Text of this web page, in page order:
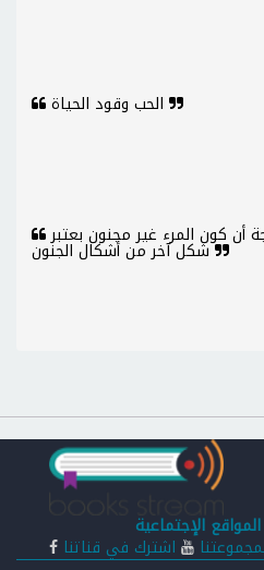
الرجال مجانين بالضرورة لدرجة أن كون المرء غير مجنون بعتبر
شكل آخر من أشكال الجنون
الإجتماعية
اشترك في قناتنا